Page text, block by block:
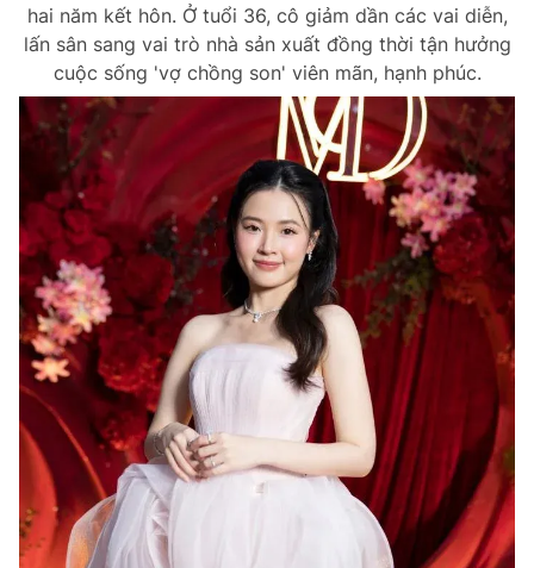
hai năm kết hôn. Ở tuổi 36, cô giảm dần các vai diễn,
lấn sân sang vai trò nhà sản xuất đồng thời tận hưởng
cuộc sống 'vợ chồng son' viên mãn, hạnh phúc.